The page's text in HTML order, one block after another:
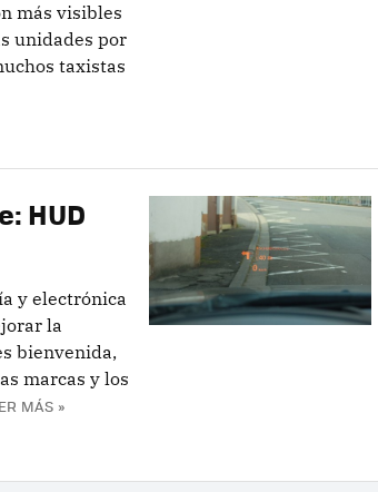
más visibles
unidades por
taxistas
HUD
y electrónica
la
bienvenida,
marcas y los
MÁS »